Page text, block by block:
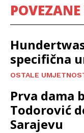
POVEZANE
specifična
OSTALE
Prva dama
Todorović
Sarajevu